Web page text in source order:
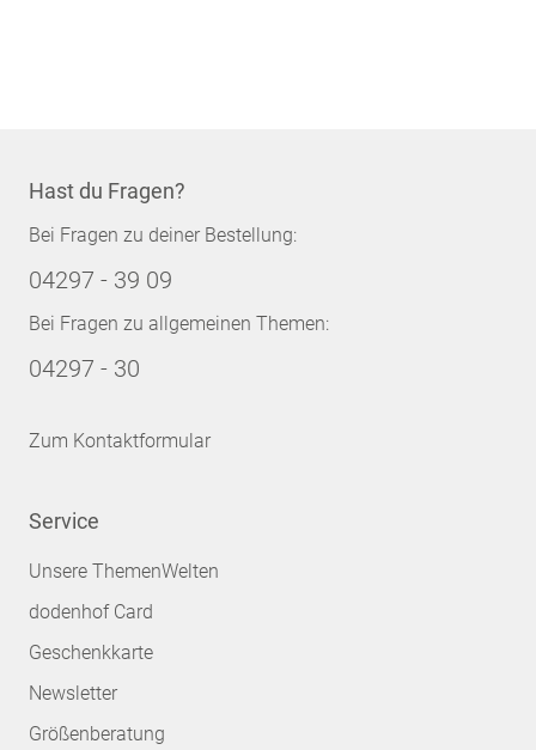
Hast du Fragen?
Bei Fragen zu deiner Bestellung:
04297 - 39 09
Bei Fragen zu allgemeinen Themen:
04297 - 30
Zum Kontaktformular
Service
Unsere ThemenWelten
dodenhof Card
Geschenkkarte
Newsletter
Größenberatung